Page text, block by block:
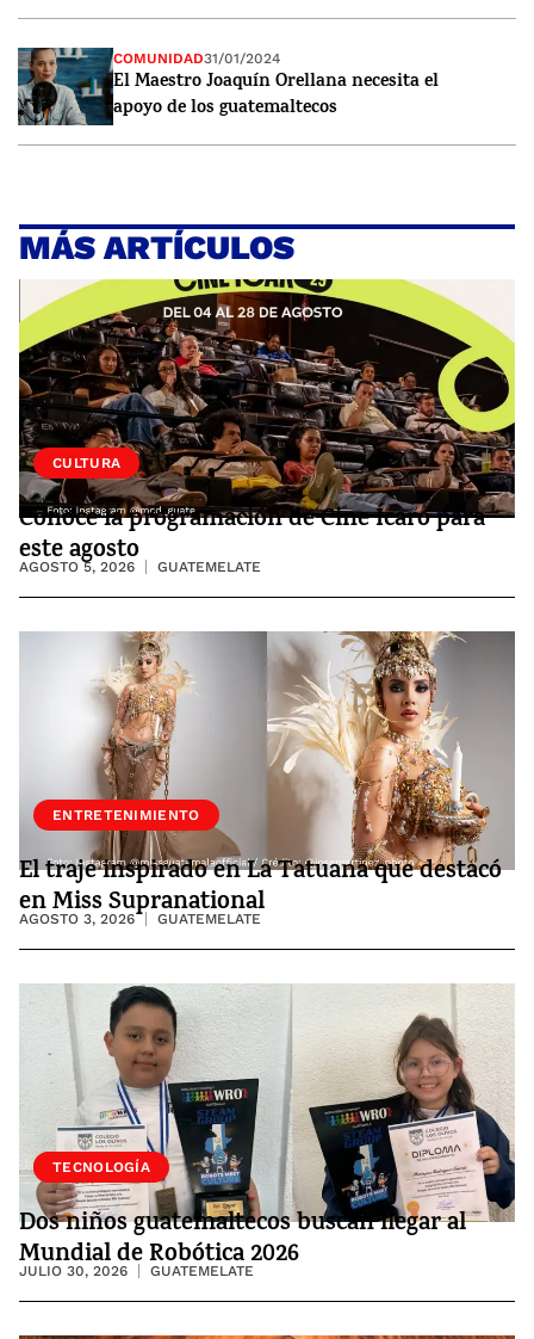
COMUNIDAD31/01/2024
El Maestro Joaquín Orellana necesita el
apoyo de los guatemaltecos
MÁS ARTÍCULOS
CULTURA
Conoce la programación de Cine Ícaro para
este agosto
AGOSTO 5, 2026 GUATEMELATE
ENTRETENIMIENTO
El traje inspirado en La Tatuana que destacó
en Miss Supranational
AGOSTO 3, 2026 GUATEMELATE
SOCIEDAD
TECNOLOGÍA
Dos niños guatemaltecos buscan llegar al
Mundial de Robótica 2026
JULIO 30, 2026 GUATEMELATE